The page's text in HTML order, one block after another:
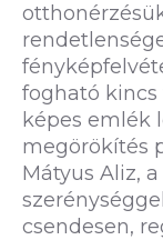
fogható kincs
képes emlék
megörökítés
Mátyus Aliz,
csendesen,